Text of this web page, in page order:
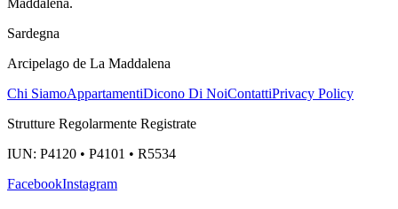
Maddalena.
Sardegna
Arcipelago de La Maddalena
Chi SiamoAppartamentiDicono Di NoiContattiPrivacy Policy
Strutture Regolarmente Registrate
IUN: P4120 • P4101 • R5534
FacebookInstagram